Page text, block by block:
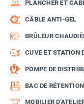
PLANCHER ET
CÂBLE ANTI-GEL
BRÛLEUR
CUVE ET STATION
POMPE DE
BAC DE RÉTENTION
MOBILIER